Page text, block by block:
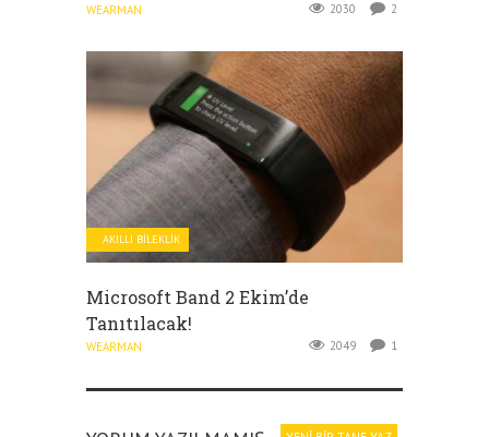
WEARMAN 2030 2
AKILLI BILEKLIK
Microsoft Band 2 Ekim’de
Tanıtılacak!
WEARMAN 2049 1